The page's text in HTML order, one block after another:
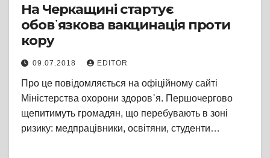
На Черкащині стартує
обов᾽язкова вакцинація проти
кору
09.07.2018 EDITOR
Про це повідомляється на офіційному сайті
Міністерства охорони здоров᾽я. Першочергово
щепитимуть громадян, що перебувають в зоні
ризику: медпрацівники, освітяни, студенти…